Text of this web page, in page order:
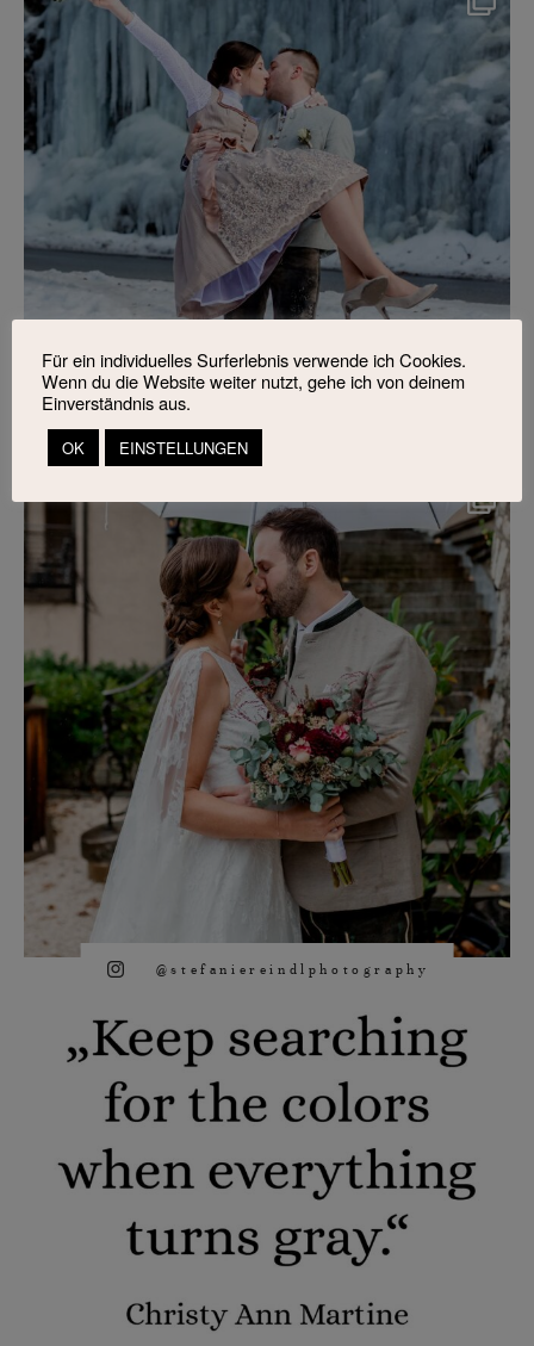
@stefaniereindlphotography
Für ein individuelles Surferlebnis verwende ich Cookies.
Wenn du die Website weiter nutzt, gehe ich von deinem
Einverständnis aus.
OK EINSTELLUNGEN